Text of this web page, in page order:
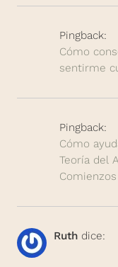
Pingback:
Cómo
sentirme
Pingback:
Cómo
Teoría del
Comienzos
Ruth dice: